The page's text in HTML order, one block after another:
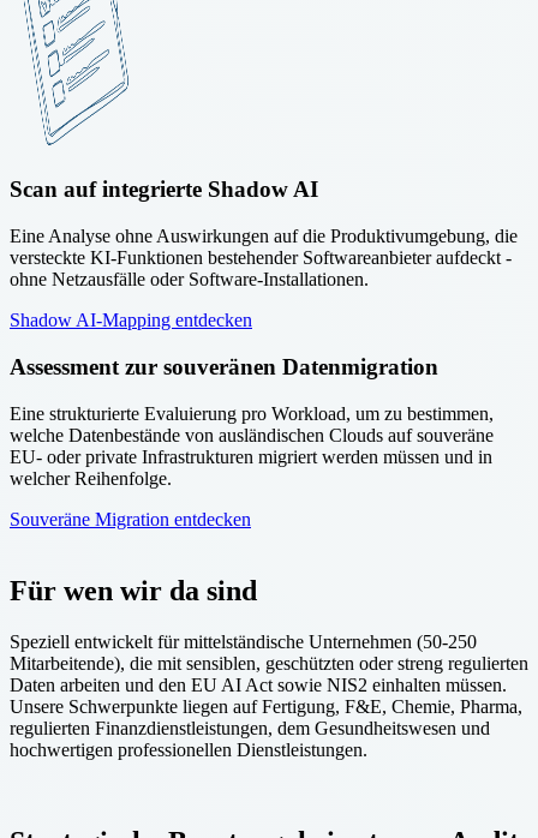
Scan auf integrierte Shadow AI
Eine Analyse ohne Auswirkungen auf die Produktivumgebung, die
versteckte KI-Funktionen bestehender Softwareanbieter aufdeckt -
ohne Netzausfälle oder Software-Installationen.
Shadow AI-Mapping entdecken
Assessment zur souveränen Datenmigration
Eine strukturierte Evaluierung pro Workload, um zu bestimmen,
welche Datenbestände von ausländischen Clouds auf souveräne
EU- oder private Infrastrukturen migriert werden müssen und in
welcher Reihenfolge.
Souveräne Migration entdecken
Für wen wir da sind
Speziell entwickelt für mittelständische Unternehmen (50-250
Mitarbeitende), die mit sensiblen, geschützten oder streng regulierten
Daten arbeiten und den EU AI Act sowie NIS2 einhalten müssen.
Unsere Schwerpunkte liegen auf Fertigung, F&E, Chemie, Pharma,
regulierten Finanzdienstleistungen, dem Gesundheitswesen und
hochwertigen professionellen Dienstleistungen.